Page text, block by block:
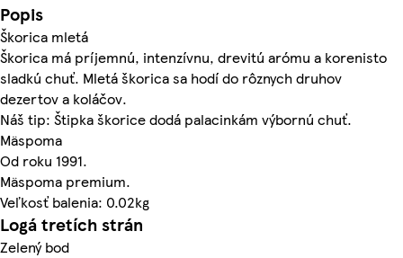
Popis
Škorica mletá
Škorica má príjemnú, intenzívnu, drevitú arómu a korenisto
sladkú chuť. Mletá škorica sa hodí do rôznych druhov
dezertov a koláčov.
Náš tip: Štipka škorice dodá palacinkám výbornú chuť.
Mäspoma
Od roku 1991.
Mäspoma premium.
Veľkosť balenia: 0.02kg
Logá tretích strán
Zelený bod